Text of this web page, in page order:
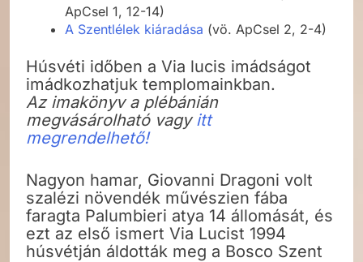
ApCsel 1, 12-14)
A Szentlélek kiáradása (vö. ApCsel 2, 2-4)
Húsvéti időben a Via lucis imádságot
imádkozhatjuk templomainkban.
Az imakönyv a plébánián
megvásárolható vagy itt
megrendelhető!
Nagyon hamar, Giovanni Dragoni volt
szalézi növendék művészien fába
faragta Palumbieri atya 14 állomását, és
ezt az első ismert Via Lucist 1994
húsvétján áldották meg a Bosco Szent